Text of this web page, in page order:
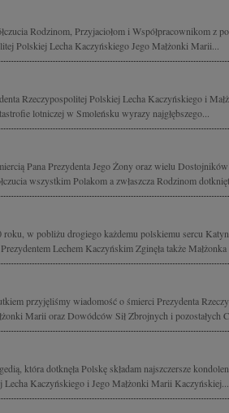
Rodzinom, Przyjaciołom i Współpracownikom z
Polskiej Lecha Kaczyńskiego Jego Małżonki Marii...
Rzeczypospolitej Polskiej Lecha Kaczyńskiego i
lotniczej w Smoleńsku wyrazy najgłębszego...
Pana Prezydenta Jego Żony oraz wielu
wszystkim Polakom a zwłaszcza Rodzinom
w pobliżu drogiego każdemu polskiemu sercu
Lechem Kaczyńskim Zginęła także
przyjęliśmy wiadomość o śmierci Prezydenta
Marii oraz Dowódców Sił Zbrojnych i pozostałych
która dotknęła Polskę składam najszczersze
Kaczyńskiego i Jego Małżonki Marii Kaczyńskiej...